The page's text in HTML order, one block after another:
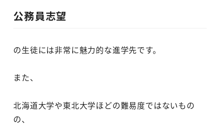
公務員志望
の生徒には非常に魅力的な進学先です。
また、
北海道大学や東北大学ほどの難易度ではないもの
の、